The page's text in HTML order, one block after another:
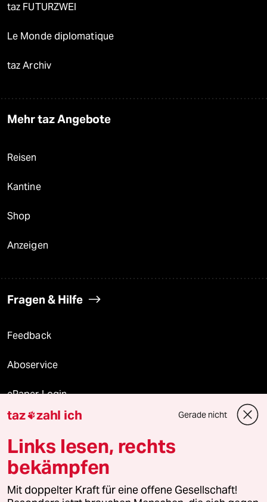
taz FUTURZWEI
Le Monde diplomatique
taz Archiv
Mehr taz Angebote
Reisen
Kantine
Shop
Anzeigen
Fragen & Hilfe
Feedback
Aboservice
ePaper Login
Downloads für Abonnierende
© 2026 taz Verlags und Vertriebs GmbH
Alle Rechte vorbehalten. Bei rechtlichen Fragen oder für Genehmigungen
wenden Sie sich bitte an
lizenzen@taz.de
taz zahl ich Gerade nicht
Links lesen, rechts
bekämpfen
Mit doppelter Kraft für eine offene Gesellschaft!